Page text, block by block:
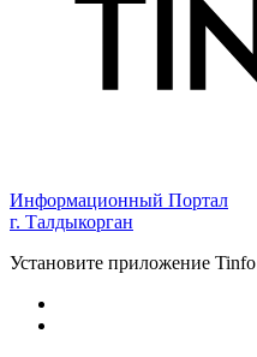
Информационный Портал
г. Талдыкорган
Установите приложение Tinfo